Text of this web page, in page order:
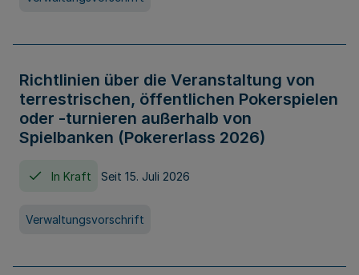
Richtlinien über die Veranstaltung von
terrestrischen, öffentlichen Pokerspielen
oder -turnieren außerhalb von
Spielbanken (Pokererlass 2026)
In Kraft Seit 15. Juli 2026
Verwaltungsvorschrift